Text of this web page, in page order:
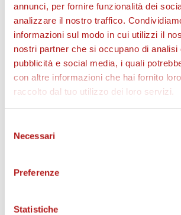
annunci, per fornire funzionalità dei
analizzare il nostro traffico.
informazioni sul modo in cui utilizzi il
nostri partner che si occupano di analisi
pubblicità e social media, i quali
con altre informazioni che hai fornito
raccolto dal tuo utilizzo dei loro servizi.
delNecessari
Preferenze
Statistiche